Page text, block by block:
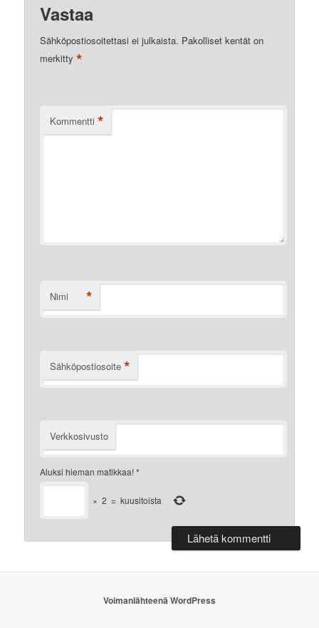
Vastaa
Sähköpostiosoitettasi ei julkaista. Pakolliset kentät on
merkitty*
Kommentti *
Nimi *
Sähköpostiosoite *
Verkkosivusto
Aluksi hieman matikkaa!*
× 2 = kuusitoista
Voimanlähteenä WordPress